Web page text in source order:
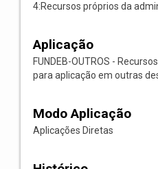
4:Recursos próprios da
Aplicação
FUNDEB-OUTROS -
para aplicação em outras
Modo Aplicação
Aplicações Diretas